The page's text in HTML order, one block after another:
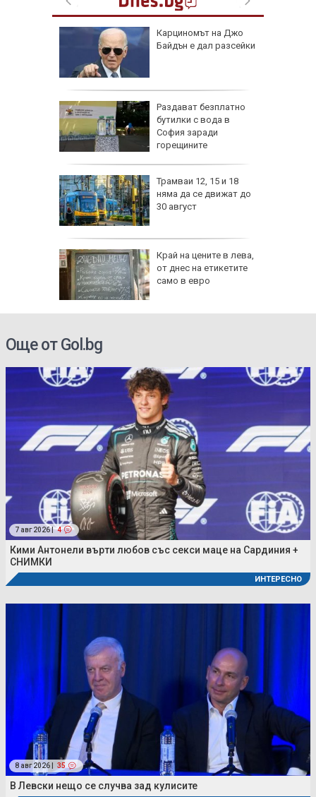
Карциномът на Джо
Байдън е дал разсейки
Раздават безплатно
бутилки с вода в
София заради
горещините
Трамваи 12, 15 и 18
няма да се движат до
30 август
Край на цените в лева,
от днес на етикетите
само в евро
Още от Gol.bg
7 авг 2026 | 4
Кими Антонели върти любов със секси маце на Сардиния +
СНИМКИ
ИНТЕРЕСНО
8 авг 2026 | 35
В Левски нещо се случва зад кулисите